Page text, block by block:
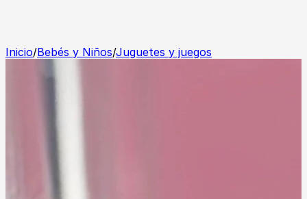
Inicio/Bebés y Niños/Juguetes y juegos